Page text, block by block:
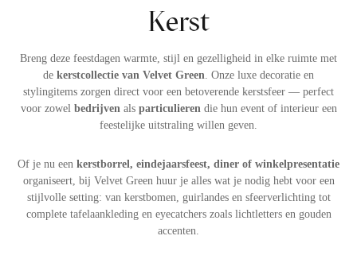
Kerst
Breng deze feestdagen warmte, stijl en gezelligheid in elke ruimte met
de kerstcollectie van Velvet Green. Onze luxe decoratie en
stylingitems zorgen direct voor een betoverende kerstsfeer — perfect
voor zowel bedrijvenals particulierendie hun event of interieur een
feestelijke uitstraling willen geven.
Of je nu een kerstborrel, eindejaarsfeest, diner of winkelpresentatie
organiseert, bij Velvet Green huur je alles wat je nodig hebt voor een
stijlvolle setting: van kerstbomen, guirlandes en sfeerverlichting tot
complete tafelaankleding en eyecatchers zoals lichtletters en gouden
accenten.
& receptie
& frames
producten
arrivals
& lopers
/ spreekstoel
& backdrops& waxinehouders
en naamkaarthouders
& lopers
& fauteuils
lichtletters
the look
ons